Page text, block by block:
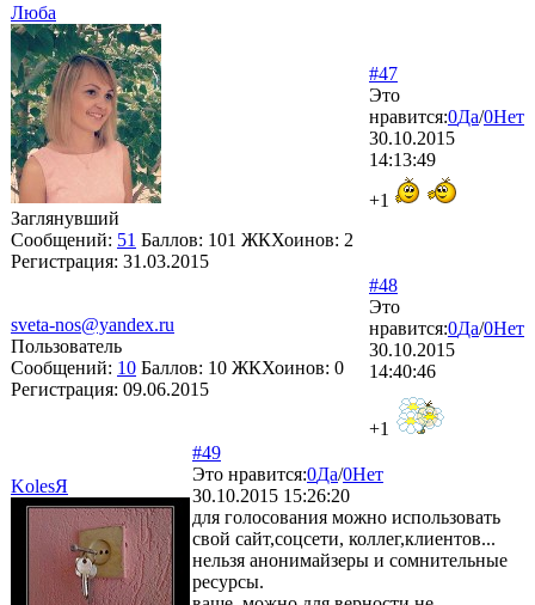
Люба
Заглянувший
Сообщений: 51 Баллов: 101 ЖКХоинов: 2
Регистрация: 31.03.2015
#47
Это
нравится:0Да/0Нет
30.10.2015
14:13:49
+1
sveta-nos@yandex.ru
Пользователь
Сообщений: 10 Баллов: 10 ЖКХоинов: 0
Регистрация: 09.06.2015
#48
Это
нравится:0Да/0Нет
30.10.2015
14:40:46
+1
KolesЯ
#49
Это нравится:0Да/0Нет
30.10.2015 15:26:20
для голосования можно использовать
свой сайт,соцсети, коллег,клиентов...
нельзя анонимайзеры и сомнительные
ресурсы.